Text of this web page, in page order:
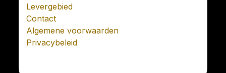
Levergebied
Contact
Algemene voorwaarden
Privacybeleid